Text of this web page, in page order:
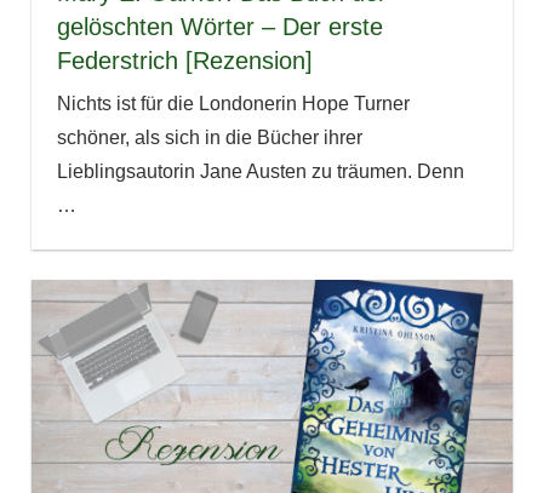
gelöschten Wörter – Der erste
Federstrich [Rezension]
Nichts ist für die Londonerin Hope Turner
schöner, als sich in die Bücher ihrer
Lieblingsautorin Jane Austen zu träumen. Denn
…